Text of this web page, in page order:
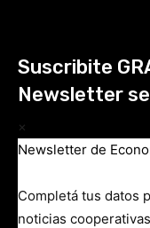
Suscribite
Newsletter
×
Newsletter de
Completá tus datos
noticias